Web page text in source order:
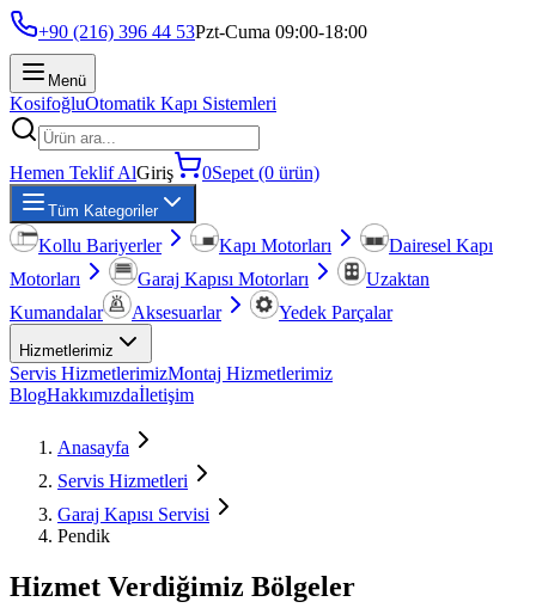
+90 (216) 396 44 53Pzt-Cuma 09:00-18:00
Menü
KosifoğluOtomatik Kapı Sistemleri
Hemen Teklif AlGiriş 0Sepet (0 ürün)
Tüm Kategoriler
Kollu Bariyerler Kapı Motorları
Dairesel Kapı
Motorları
Garaj Kapısı Motorları
Uzaktan
Kumandalar
Aksesuarlar Yedek Parçalar
Hizmetlerimiz
Servis HizmetlerimizMontaj Hizmetlerimiz
BlogHakkımızdaİletişim
Anasayfa
Servis Hizmetleri
Garaj Kapısı Servisi
Pendik
Hizmet Verdiğimiz Bölgeler